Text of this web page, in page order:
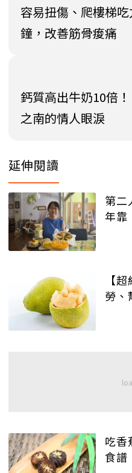
容易扭傷、爬樓梯
鐘，改善筋骨痠痛
鈣質高出牛奶10倍
之南的情人眼淚
延伸閱讀
第二
年靠
【
勞、
吃香
食譜